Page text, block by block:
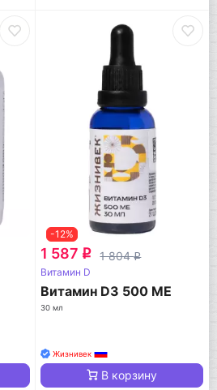
-12%
1 587 q 1 804q
Витамин D
Витамин D3 500 МЕ
30 мл
Жизнивек
В корзину